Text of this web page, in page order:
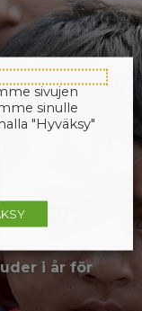
i år för
sivujen
sinulle
"Hyväksy"